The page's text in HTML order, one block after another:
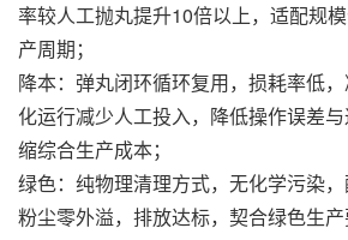
率较人工抛丸提升10倍以上，适配规
产周期；
降本：弹丸闭环循环复用，损耗率低
化运行减少人工投入，降低操作误差
缩综合生产成本；
绿色：纯物理清理方式，无化学污染，
粉尘零外溢，排放达标，契合绿色生